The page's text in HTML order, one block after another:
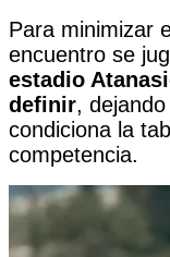
Para minimizar
encuentro se
estadio
definir,
condiciona la
competencia.